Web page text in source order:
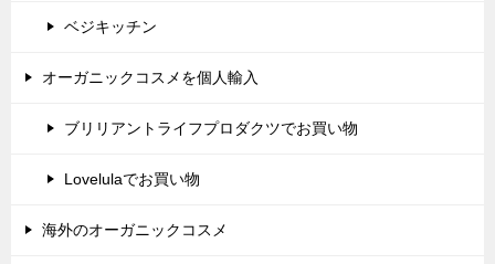
ベジキッチン
オーガニックコスメを個人輸入
ブリリアントライフプロダクツでお買い物
Lovelulaでお買い物
海外のオーガニックコスメ